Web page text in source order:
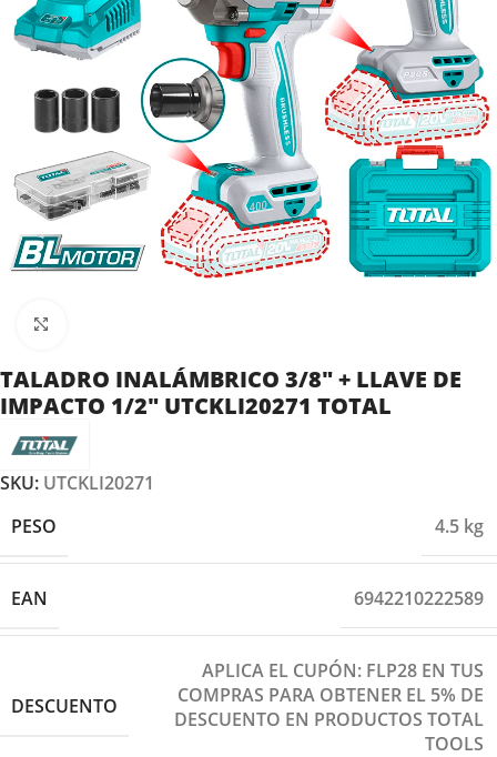
TALADRO INALÁMBRICO 3/8″ + LLAVE DE
IMPACTO 1/2″ UTCKLI20271 TOTAL
SKU: UTCKLI20271
PESO
4.5 kg
EAN 6942210222589
DESCUENTO
APLICA EL CUPÓN: FLP28 EN TUS
COMPRAS PARA OBTENER EL 5% DE
DESCUENTO EN PRODUCTOS TOTAL
TOOLS